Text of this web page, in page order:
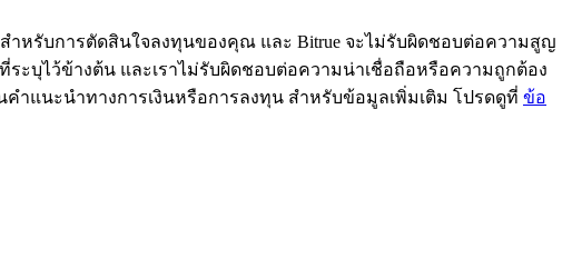
ำหรับการตัดสินใจลงทุนของคุณ และ Bitrue จะไม่รับผิดชอบต่อความสูญ
ะบุไว้ข้างต้น และเราไม่รับผิดชอบต่อความน่าเชื่อถือหรือความถูกต้อง
แนะนำทางการเงินหรือการลงทุน สำหรับข้อมูลเพิ่มเติม โปรดดูที่ ข้อ